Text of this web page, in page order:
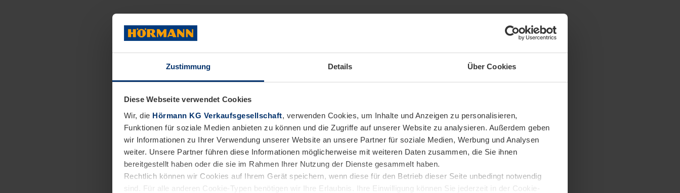
Zustimmung Details Über Cookies
Diese Webseite verwendet Cookies
Wir, die Hörmann KG Verkaufsgesellschaft, verwenden Cookies, um Inhalte und Anzeigen zu personalisieren,
Funktionen für soziale Medien anbieten zu können und die Zugriffe auf unserer Website zu analysieren. Außerdem geben
wir Informationen zu Ihrer Verwendung unserer Website an unsere Partner für soziale Medien, Werbung und Analysen
weiter. Unsere Partner führen diese Informationen möglicherweise mit weiteren Daten zusammen, die Sie ihnen
bereitgestellt haben oder die sie im Rahmen Ihrer Nutzung der Dienste gesammelt haben.
Rechtlich können wir Cookies auf Ihrem Gerät speichern, wenn diese für den Betrieb dieser Seite unbedingt notwendig
sind. Für alle anderen Cookie-Typen benötigen wir Ihre Erlaubnis. Ihre Einwilligung können Sie jederzeit in der Cookie-